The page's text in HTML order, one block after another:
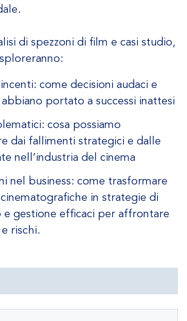
di spezzoni di film e casi studio,
come decisioni audaci e
portato a successi inattesi
cosa possiamo
dai fallimenti strategici e dalle
nell’industria del cinema
nel business: come trasformare
in strategie di
e gestione efficaci per affrontare
rischi.